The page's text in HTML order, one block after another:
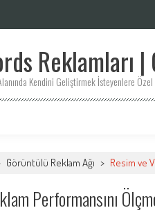
Reklamları
Kendini Geliştirmek İsteyenlere
Görüntülü Reklam Ağı > Resim ve
Performansını